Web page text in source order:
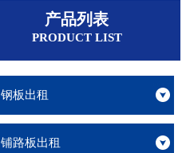
产品列表
PRODUCT LIST
钢板出租
铺路板出租